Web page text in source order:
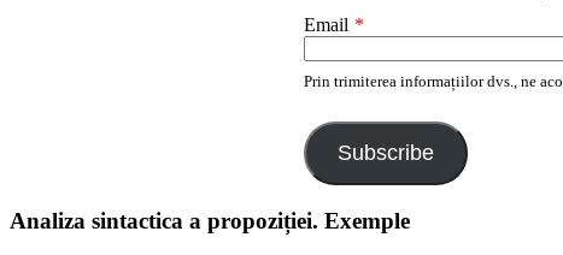
Email *
Prin trimiterea informațiilor dvs., ne
Subscribe
Analiza sintactica a propoziției. Exemple